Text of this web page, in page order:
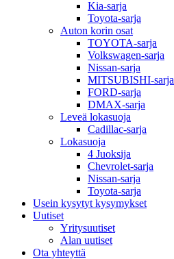
Kia-sarja
Toyota-sarja
Auton korin osat
TOYOTA-sarja
Volkswagen-sarja
Nissan-sarja
MITSUBISHI-sarja
FORD-sarja
DMAX-sarja
Leveä lokasuoja
Cadillac-sarja
Lokasuoja
4 Juoksija
Chevrolet-sarja
Nissan-sarja
Toyota-sarja
Usein kysytyt kysymykset
Uutiset
Yritysuutiset
Alan uutiset
Ota yhteyttä